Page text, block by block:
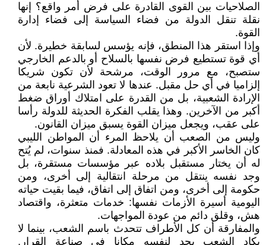
الصلاحيات بين القوى القادرة على فرض أمر واقع؟ إنها
نقلة تنقل الدولة من فضاء السياسة إلى فضاء إدارة
القوة.
وإذا استقر هذا المنطق، فإنه يؤسس لسابقة خطيرة. لأن
أي قوة تستطيع فرض نفسها بالسلاح أو بالدعم الخارجي
ستصبح، مع مرور الوقت، مرشحة لأن تكون شريكا
إلزاميا في أي حل مقبل. عندها لا تعود الشرعية نابعة من
الإرادة الشعبية، بل من القدرة على امتلاك أوراق ضغط
أكبر من الآخرين. وهذا يقلب الفكرة الحديثة للدولة رأسا
على عقب، ويجعل ميزان القوة يسبق ميزان القانون.
وليس من الصعب أن يلاحظ المرء أن المواطن الليبي
كان الخاسر الأكبر في هذه المعادلة. فمنذ سنوات، لم يُتح
له أن يختار مستقبل بلاده عبر مؤسسات مستقرة، بل
وجد نفسه ينتقل من مرحلة انتقالية إلى أخرى، ومن
حكومة إلى أخرى، ومن اتفاق إلى اتفاق، فيما بقيت حياته
اليومية أسيرة الأزمات نفسها: خدمات متعثرة، واقتصاد
هش، وقلق دائم من عودة المواجهات.
والمفارقة أن كل الأطراف تتحدث باسم الشعب، بينما لا
يكاد الشعب يجد لنفسه مكانا في صناعة القرار.